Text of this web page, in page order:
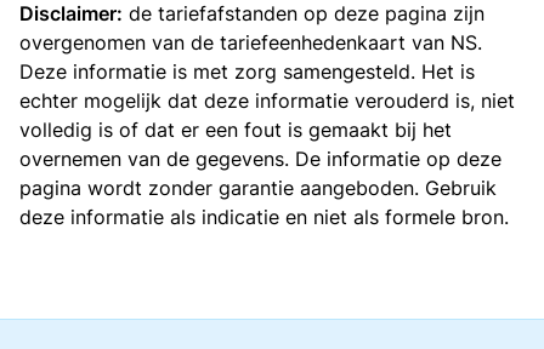
Disclaimer: de tariefafstanden op deze pagina zijn
overgenomen van de tariefeenhedenkaart van NS.
Deze informatie is met zorg samengesteld. Het is
echter mogelijk dat deze informatie verouderd is, niet
volledig is of dat er een fout is gemaakt bij het
overnemen van de gegevens. De informatie op deze
pagina wordt zonder garantie aangeboden. Gebruik
deze informatie als indicatie en niet als formele bron.